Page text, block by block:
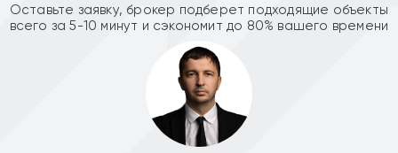
Оставьте заявку, брокер подберет подходящие объекты
всего за 5-10 минут и сэкономит до 80% вашего времени